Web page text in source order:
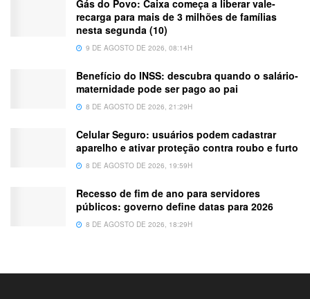
Gás do Povo: Caixa começa a liberar vale-
recarga para mais de 3 milhões de famílias
nesta segunda (10)
9 DE AGOSTO DE 2026, 08:14H
Benefício do INSS: descubra quando o salário-
maternidade pode ser pago ao pai
8 DE AGOSTO DE 2026, 21:29H
Celular Seguro: usuários podem cadastrar
aparelho e ativar proteção contra roubo e furto
8 DE AGOSTO DE 2026, 19:59H
Recesso de fim de ano para servidores
públicos: governo define datas para 2026
8 DE AGOSTO DE 2026, 18:29H